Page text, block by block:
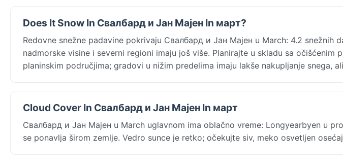
Does It Snow In Свалбард и Јан Мајен In март?
Redovne snežne padavine pokrivaju Свалбард и Јан Мајен u March: 4.2 snežnih
nadmorske visine i severni regioni imaju još više. Planirajte u skladu sa očišćenim
planinskim područjima; gradovi u nižim predelima imaju lakše nakupljanje snega,
Cloud Cover In Свалбард и Јан Мајен In март
Свалбард и Јан Мајен u March uglavnom ima oblačno vreme: Longyearbyen u
se ponavlja širom zemlje. Vedro sunce je retko; očekujte siv, meko osvetljen